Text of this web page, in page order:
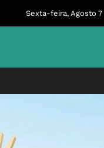
Sexta-feira, Agosto 7